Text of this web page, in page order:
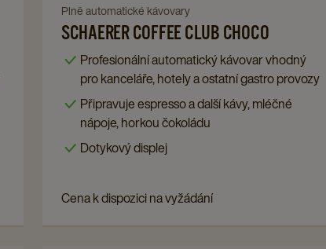
Navigate
to
Schaerer
Coffee
Club
Choco
details
Plně automatické kávovary
SCHAERER COFFEE CLUB CHOCO
Profesionální automatický kávovar vhodný
pro kanceláře, hotely a ostatní gastro provozy
Připravuje espresso a další kávy, mléčné
nápoje, horkou čokoládu
Dotykový displej
Cena k dispozici na vyžádání